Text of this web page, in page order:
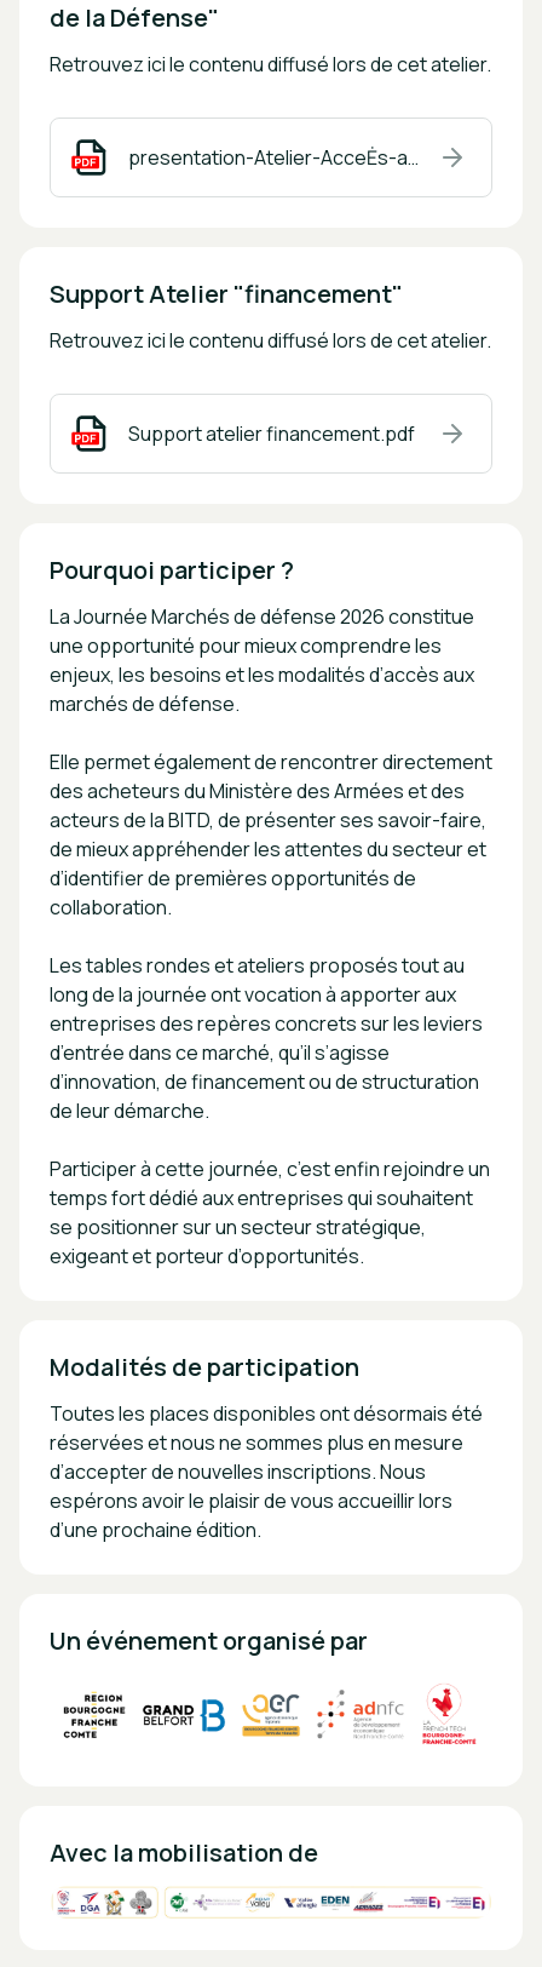
de la Défense"
Retrouvez ici le contenu diffusé lors de cet atelier.
presentation-Atelier-AcceĖs-aux-marcheės.pdf
Support Atelier "financement"
Retrouvez ici le contenu diffusé lors de cet atelier.
Support atelier financement.pdf
Pourquoi participer ?
La Journée Marchés de défense 2026 constitue
une opportunité pour mieux comprendre les
enjeux, les besoins et les modalités d’accès aux
marchés de défense.
Elle permet également de rencontrer directement
des acheteurs du Ministère des Armées et des
acteurs de la BITD, de présenter ses savoir-faire,
de mieux appréhender les attentes du secteur et
d’identifier de premières opportunités de
collaboration.
Les tables rondes et ateliers proposés tout au
long de la journée ont vocation à apporter aux
entreprises des repères concrets sur les leviers
d’entrée dans ce marché, qu’il s’agisse
d’innovation, de financement ou de structuration
de leur démarche.
Participer à cette journée, c’est enfin rejoindre un
temps fort dédié aux entreprises qui souhaitent
se positionner sur un secteur stratégique,
exigeant et porteur d’opportunités.
Modalités de participation
Toutes les places disponibles ont désormais été
réservées et nous ne sommes plus en mesure
d’accepter de nouvelles inscriptions. Nous
espérons avoir le plaisir de vous accueillir lors
d’une prochaine édition.
Un événement organisé par
Avec la mobilisation de